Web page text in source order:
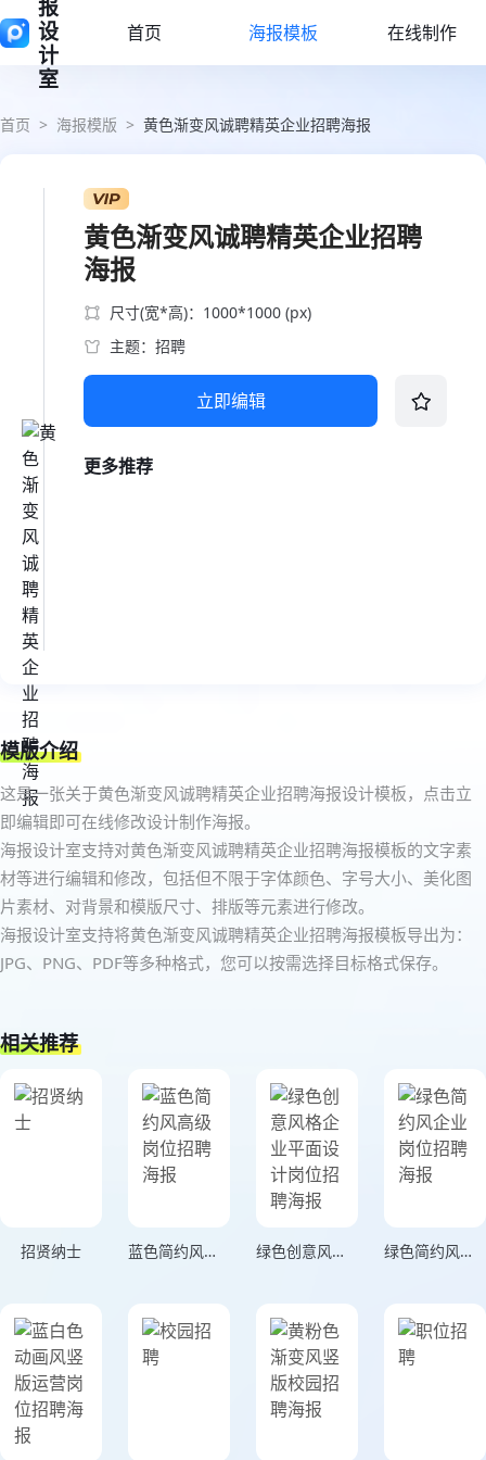
报
设
计
室
首页 海报模板 在线制作
首页 > 海报模版 > 黄色渐变风诚聘精英企业招聘海报
黄色渐变风诚聘精英企业招聘
海报
尺寸(宽*高)：1000*1000 (px)
主题：招聘
立即编辑
更多推荐
模版介绍
这是一张关于黄色渐变风诚聘精英企业招聘海报设计模板，点击立
即编辑即可在线修改设计制作海报。
海报设计室支持对黄色渐变风诚聘精英企业招聘海报模板的文字素
材等进行编辑和修改，包括但不限于字体颜色、字号大小、美化图
片素材、对背景和模版尺寸、排版等元素进行修改。
海报设计室支持将黄色渐变风诚聘精英企业招聘海报模板导出为：
JPG、PNG、PDF等多种格式，您可以按需选择目标格式保存。
相关推荐
招贤纳士 蓝色简约风高级岗位招聘海报 绿色创意风格企业平面设计岗位招聘海报 绿色简约风企业岗位招聘海报